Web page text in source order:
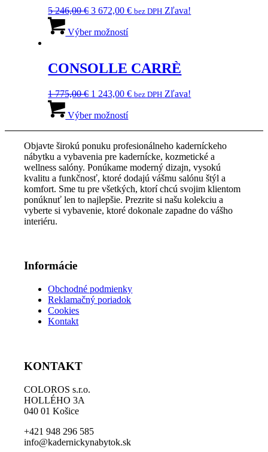
môžete
na
5 246,00€ Pôvodná
bola:
3 672,00€Aktuálna
bez DPH Zľava!
Výber možnostíprodukt
variantov.
Možnosti
môžete
na
stránke
CONSOLLE CARRÈ
1 775,00€ Pôvodná
bola:
1 243,00€Aktuálna
bez DPH Zľava!
Výber možnostíprodukt
variantov.
Možnosti
si
môžete
vybrať
na
stránke
Objavte širokú ponuku profesionálneho kaderníckeho
nábytku a vybavenia pre kadernícke, kozmetické a
wellness salóny. Ponúkame moderný dizajn, vysokú
kvalitu a funkčnosť, ktoré dodajú vášmu salónu štýl a
komfort. Sme tu pre všetkých, ktorí chcú svojim klientom
ponúknuť len to najlepšie. Prezrite si našu kolekciu a
vyberte si vybavenie, ktoré dokonale zapadne do vášho
interiéru.
Informácie
Obchodné podmienky
Reklamačný poriadok
Cookies
Kontakt
KONTAKT
COLOROS s.r.o.
HOLLÉHO 3A
040 01 Košice
+421 948 296 585
info@kadernickynabytok.sk